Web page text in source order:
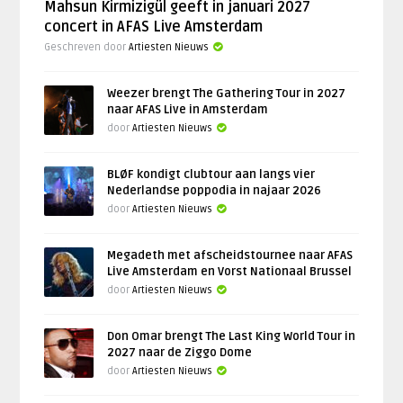
Mahsun Kirmizigül geeft in januari 2027
concert in AFAS Live Amsterdam
Geschreven doorArtiesten Nieuws
Weezer brengt The Gathering Tour in 2027
naar AFAS Live in Amsterdam
doorArtiesten Nieuws
BLØF kondigt clubtour aan langs vier
Nederlandse poppodia in najaar 2026
doorArtiesten Nieuws
Megadeth met afscheidstournee naar AFAS
Live Amsterdam en Vorst Nationaal Brussel
doorArtiesten Nieuws
Don Omar brengt The Last King World Tour in
2027 naar de Ziggo Dome
doorArtiesten Nieuws